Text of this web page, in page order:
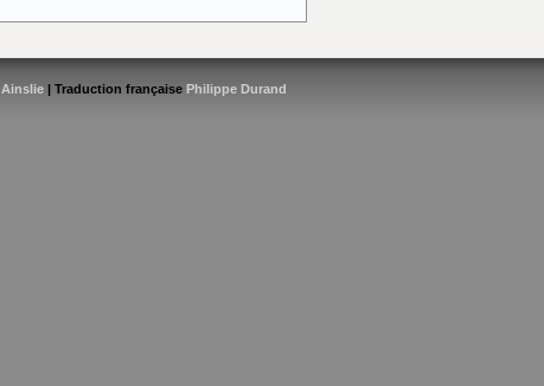
Ainslie | Traduction française Philippe Durand